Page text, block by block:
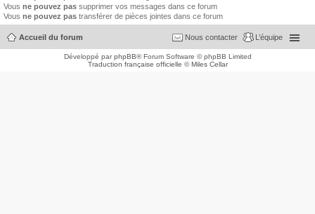
Vous ne pouvez pas supprimer vos messages dans ce forum
Vous ne pouvez pas transférer de pièces jointes dans ce forum
Accueil du forum L’équipe
Nous contacter
Développé parphpBB® Forum Software © phpBB Limited
Traduction française officielle ©Miles Cellar